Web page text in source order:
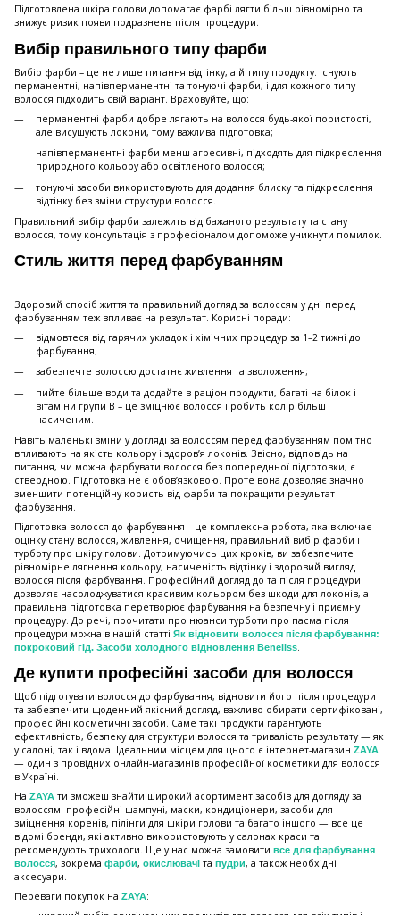
Підготовлена шкіра голови допомагає фарбі лягти більш рівномірно та
знижує ризик появи подразнень після процедури.
Вибір правильного типу фарби
Вибір фарби – це не лише питання відтінку, а й типу продукту. Існують
перманентні, напівперманентні та тонуючі фарби, і для кожного типу
волосся підходить свій варіант. Враховуйте, що:
перманентні фарби добре лягають на волосся будь-якої пористості,
але висушують локони, тому важлива підготовка;
напівперманентні фарби менш агресивні, підходять для підкреслення
природного кольору або освітленого волосся;
тонуючі засоби використовують для додання блиску та підкреслення
відтінку без зміни структури волосся.
Правильний вибір фарби залежить від бажаного результату та стану
волосся, тому консультація з професіоналом допоможе уникнути помилок.
Стиль життя перед фарбуванням
Здоровий спосіб життя та правильний догляд за волоссям у дні перед
фарбуванням теж впливає на результат. Корисні поради:
відмовтеся від гарячих укладок і хімічних процедур за 1–2 тижні до
фарбування;
забезпечте волоссю достатнє живлення та зволоження;
пийте більше води та додайте в раціон продукти, багаті на білок і
вітаміни групи B – це зміцнює волосся і робить колір більш
насиченим.
Навіть маленькі зміни у догляді за волоссям перед фарбуванням помітно
впливають на якість кольору і здоров’я локонів. Звісно, відповідь на
питання, чи можна фарбувати волосся без попередньої підготовки, є
ствердною. Підготовка не є обов’язковою. Проте вона дозволяє значно
зменшити потенційну користь від фарби та покращити результат
фарбування.
Підготовка волосся до фарбування – це комплексна робота, яка включає
оцінку стану волосся, живлення, очищення, правильний вибір фарби і
турботу про шкіру голови. Дотримуючись цих кроків, ви забезпечите
рівномірне лягнення кольору, насиченість відтінку і здоровий вигляд
волосся після фарбування. Професійний догляд до та після процедури
дозволяє насолоджуватися красивим кольором без шкоди для локонів, а
правильна підготовка перетворює фарбування на безпечну і приємну
процедуру. До речі, прочитати про нюанси турботи про пасма після
процедури можна в нашій статті Як відновити волосся після фарбування:
покроковий гід. Засоби холодного відновлення Beneliss.
Де купити професійні засоби для волосся
Щоб підготувати волосся до фарбування, відновити його після процедури
та забезпечити щоденний якісний догляд, важливо обирати сертифіковані,
професійні косметичні засоби. Саме такі продукти гарантують
ефективність, безпеку для структури волосся та тривалість результату — як
у салоні, так і вдома. Ідеальним місцем для цього є інтернет-магазин ZAYA
— один з провідних онлайн-магазинів професійної косметики для волосся
в Україні.
На ZAYA ти зможеш знайти широкий асортимент засобів для догляду за
волоссям: професійні шампуні, маски, кондиціонери, засоби для
зміцнення коренів, пілінги для шкіри голови та багато іншого — все це
відомі бренди, які активно використовують у салонах краси та
рекомендують трихологи. Ще у нас можна замовити все для фарбування
волосся, зокрема фарби, окислювачі та пудри, а також необхідні
аксесуари.
Переваги покупок на ZAYA: